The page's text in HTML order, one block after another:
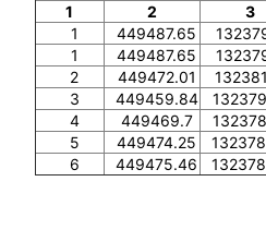
1
2 3
1
449487.65
1
449487.65
2
449472.01
3
449459.84
4
449469.7
5
449474.25
6
449475.46